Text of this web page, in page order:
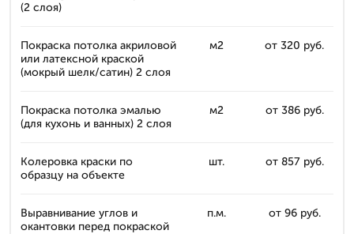
(2 слоя)
Покраска потолка акриловой
или латексной краской
(мокрый шелк/сатин) 2 слоя
м2 от 320 руб.
Покраска потолка эмалью
(для кухонь и ванных) 2 слоя
м2 от 386 руб.
Колеровка краски по
образцу на объекте
шт. от 857 руб.
Выравнивание углов и
окантовки перед покраской
п.м. от 96 руб.